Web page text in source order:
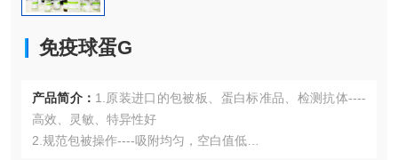
免疫球蛋G
产品简介： 1.原装进口的包被板、蛋白标准品、检测抗体----
高效、灵敏、特异性好
2.规范包被操作----吸附均匀，空白值低